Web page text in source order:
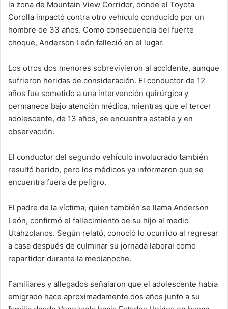
la zona de Mountain View Corridor, donde el Toyota
Corolla impactó contra otro vehículo conducido por un
hombre de 33 años. Como consecuencia del fuerte
choque, Anderson León falleció en el lugar.
Los otros dos menores sobrevivieron al accidente, aunque
sufrieron heridas de consideración. El conductor de 12
años fue sometido a una intervención quirúrgica y
permanece bajo atención médica, mientras que el tercer
adolescente, de 13 años, se encuentra estable y en
observación.
El conductor del segundo vehículo involucrado también
resultó herido, pero los médicos ya informaron que se
encuentra fuera de peligro.
El padre de la víctima, quien también se llama Anderson
León, confirmó el fallecimiento de su hijo al medio
Utahzolanos. Según relató, conoció lo ocurrido al regresar
a casa después de culminar su jornada laboral como
repartidor durante la medianoche.
Familiares y allegados señalaron que el adolescente había
emigrado hace aproximadamente dos años junto a su